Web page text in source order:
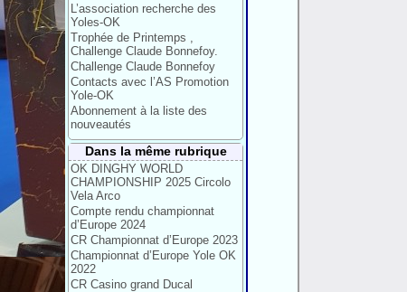
L’association recherche des
Yoles-OK
Trophée de Printemps ,
Challenge Claude Bonnefoy.
Challenge Claude Bonnefoy
Contacts avec l’AS Promotion
Yole-OK
Abonnement à la liste des
nouveautés
Dans la même rubrique
OK DINGHY WORLD
CHAMPIONSHIP 2025 Circolo
Vela Arco
Compte rendu championnat
d’Europe 2024
CR Championnat d’Europe 2023
Championnat d’Europe Yole OK
2022
CR Casino grand Ducal